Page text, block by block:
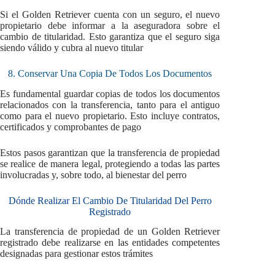
Si el Golden Retriever cuenta con un seguro, el nuevo
propietario debe informar a la aseguradora sobre el
cambio de titularidad. Esto garantiza que el seguro siga
siendo válido y cubra al nuevo titular
8. Conservar Una Copia De Todos Los Documentos
Es fundamental guardar copias de todos los documentos
relacionados con la transferencia, tanto para el antiguo
como para el nuevo propietario. Esto incluye contratos,
certificados y comprobantes de pago
Estos pasos garantizan que la transferencia de propiedad
se realice de manera legal, protegiendo a todas las partes
involucradas y, sobre todo, al bienestar del perro
Dónde Realizar El Cambio De Titularidad Del Perro
Registrado
La transferencia de propiedad de un Golden Retriever
registrado debe realizarse en las entidades competentes
designadas para gestionar estos trámites